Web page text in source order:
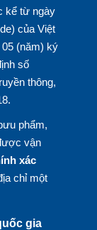
kể từ ngày
của Việt
(năm) ký
số
thông,
phẩm,
vận
xác
chỉ một
gia